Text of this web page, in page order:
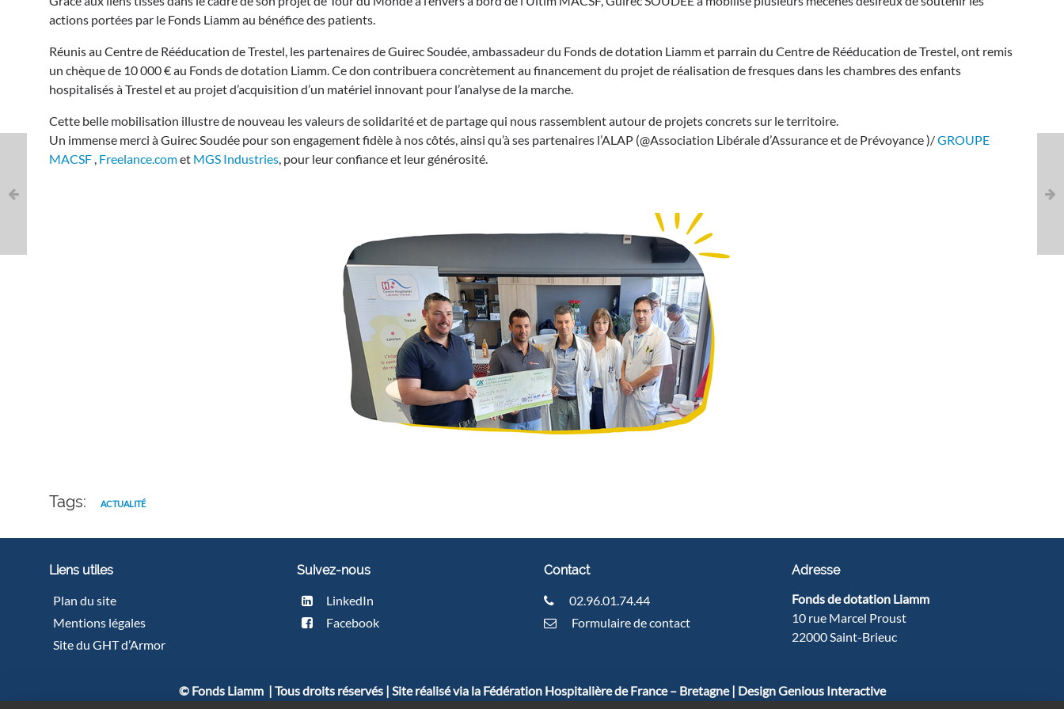
Les
de
Guirec
Soudée
s’engagent
côtés
Fonds
de
actions portées par le Fonds Liamm au bénéfice des patients.
Réunis au Centre de Rééducation de Trestel, les partenaires de Guirec Soudée, ambassadeur du Fonds de dotation Liamm et parrain du Centre de Rééducation de Trestel, ont remis
un chèque de 10 000 € au Fonds de dotation Liamm. Ce don contribuera concrètement au financement du projet de réalisation de fresques dans les chambres des enfants
hospitalisés à Trestel et au projet d’acquisition d’un matériel innovant pour l’analyse de la marche.
Cette belle mobilisation illustre de nouveau les valeurs de solidarité et de partage qui nous rassemblent autour de projets concrets sur le territoire.
Un immense merci à Guirec Soudée pour son engagement fidèle à nos côtés, ainsi qu’à ses partenaires l’ALAP (@Association Libérale d’Assurance et de Prévoyance )/GROUPE
MACSF , Freelance.comet MGS Industries, pour leur confiance et leur générosité.
Tags: ACTUALITÉ
Liens utiles
Plan du site
Mentions légales
Site du GHT d’Armor
Suivez-nous
LinkedIn
Facebook
Contact
02.96.01.74.44
Formulaire de contact
Adresse
Fonds de dotation Liamm
10 rue Marcel Proust
22000 Saint-Brieuc
© Fonds Liamm | Tous droits réservés | Site réalisé via la Fédération Hospitalière de France – Bretagne | Design Genious Interactive